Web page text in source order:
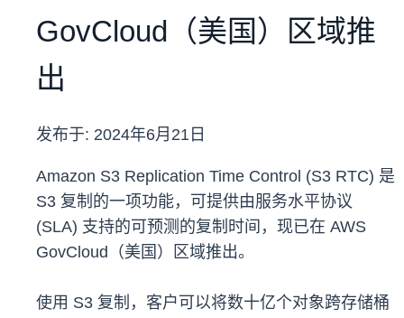
GovCloud（美国）区域推
出
发布于: 2024年6月21日
Amazon S3 Replication Time Control (S3 RTC) 是
S3 复制的一项功能，可提供由服务水平协议
(SLA) 支持的可预测的复制时间，现已在 AWS
GovCloud（美国）区域推出。
使用 S3 复制，客户可以将数十亿个对象跨存储桶